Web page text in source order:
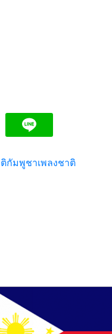
ติกัมพูชาเพลงชาติ